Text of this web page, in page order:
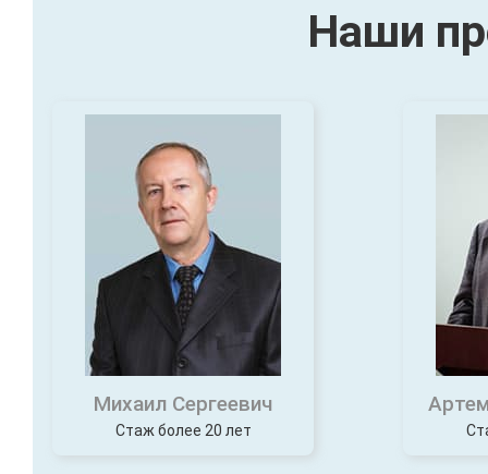
Наши
Михаил Сергеевич
Стаж более 20 лет